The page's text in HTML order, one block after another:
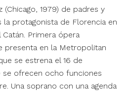
(Chicago, 1979) de padres y
la protagonista de Florencia en
Primera ópera
presenta en la Metropolitan
se estrena el 16 de
se ofrecen ocho funciones
Una soprano con una agenda